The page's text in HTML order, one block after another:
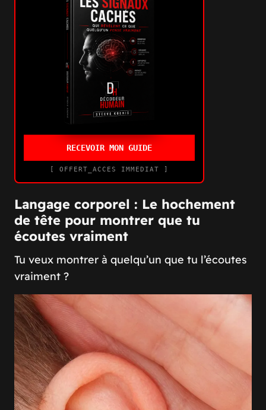
RECEVOIR MON GUIDE
[ OFFERT_ACCES IMMEDIAT ]
Langage corporel : Le hochement
de tête pour montrer que tu
écoutes vraiment
Tu veux montrer à quelqu’un que tu l’écoutes
vraiment ?